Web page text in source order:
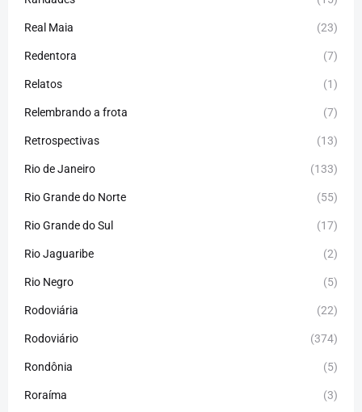
Real Maia (23)
Redentora (7)
Relatos (1)
Relembrando a frota (7)
Retrospectivas (13)
Rio de Janeiro (133)
Rio Grande do Norte (55)
Rio Grande do Sul (17)
Rio Jaguaribe (2)
Rio Negro (5)
Rodoviária (22)
Rodoviário (374)
Rondônia (5)
Roraíma (3)